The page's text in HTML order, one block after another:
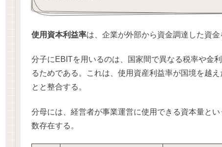
使用資本利益率は、企業が外部から資金調達した資
分子にEBITを用いるのは、国家間で異なる税率や金
るためである。これは、使用資産利益率が国境を越
とと整合する。
分母には、経営者が事業運営に使用できる資本量と
数存在する。